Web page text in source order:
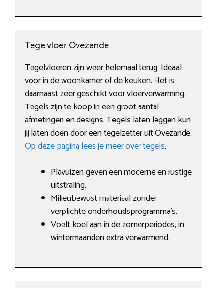
Tegelvloer Ovezande
Tegelvloeren zijn weer helemaal terug. Ideaal
voor in de woonkamer of de keuken. Het is
daarnaast zeer geschikt voor vloerverwarming.
Tegels zijn te koop in een groot aantal
afmetingen en designs. Tegels laten leggen kun
jij laten doen door een tegelzetter uit Ovezande.
Op deze pagina lees je meer over tegels.
Plavuizen geven een moderne en rustige
uitstraling.
Milieubewust materiaal zonder
verplichte onderhoudsprogramma’s.
Voelt koel aan in de zomerperiodes, in
wintermaanden extra verwarmend.